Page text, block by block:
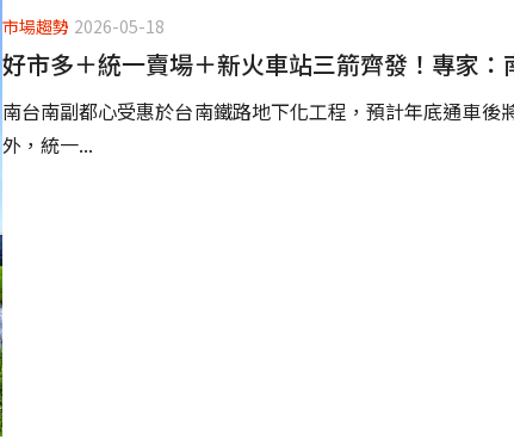
市場趨勢 2026-05-18
好市多＋統一賣場＋新火車站三箭齊發！專家：
南台南副都心受惠於台南鐵路地下化工程，預計年底通車
外，統一...